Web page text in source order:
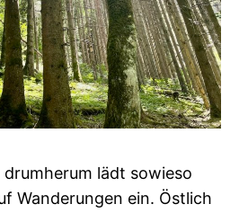
lädt sowieso
Wanderungen ein. Östlich